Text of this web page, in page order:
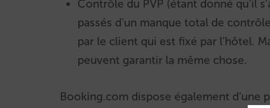
Contrôle du PVP (étant donné qu’il
passés d’un manque total de
par le client qui est fixé par l’hôtel.
peuvent garantir la même chose.
Booking.com dispose également